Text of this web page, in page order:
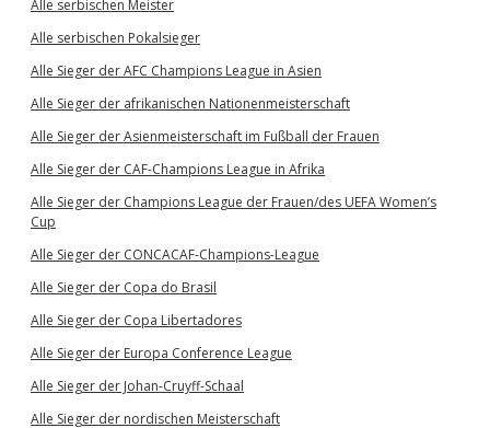
Alle serbischen Meister
Alle serbischen Pokalsieger
Alle Sieger der AFC Champions League in Asien
Alle Sieger der afrikanischen Nationenmeisterschaft
Alle Sieger der Asienmeisterschaft im Fußball der Frauen
Alle Sieger der CAF-Champions League in Afrika
Alle Sieger der Champions League der Frauen/des UEFA Women’s
Cup
Alle Sieger der CONCACAF-Champions-League
Alle Sieger der Copa do Brasil
Alle Sieger der Copa Libertadores
Alle Sieger der Europa Conference League
Alle Sieger der Johan-Cruyff-Schaal
Alle Sieger der nordischen Meisterschaft